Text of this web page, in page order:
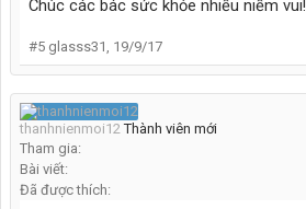
Chúc các bác sức khỏe nhiều niềm vui!
#5 glasss31, 19/9/17
thanhnienmoi12 Thành viên mới
Tham gia:
Bài viết:
Đã được thích: